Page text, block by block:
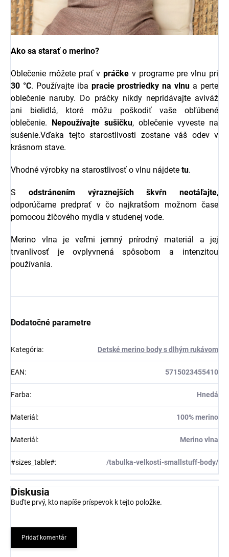
Ako sa starať o merino?
Oblečenie môžete prať vpráčke v programe pre vlnu pri
30 °C. Používajte iba pracie prostriedky na vlnu a perte
oblečenie naruby. Do práčky nikdy nepridávajte aviváž
ani bielidlá, ktoré môžu poškodiť vaše obľúbené
oblečenie. Nepoužívajte sušičku, oblečenie vyveste na
sušenie.Vďaka tejto starostlivosti zostane váš odev v
krásnom stave.
Vhodné výrobky na starostlivosť o vlnu nájdete tu.
S odstránením výraznejších škvŕn neotáľajte,
odporúčame predprať v čo najkratšom možnom čase
pomocou žlčového mydla v studenej vode.
Merino vlna je veľmi jemný prírodný materiál a jej
trvanlivosť je ovplyvnená spôsobom a intenzitou
používania.
Dodatočné parametre
Kategória: Detské merino body s dlhým rukávom
EAN: 5715023455410
Farba: Hnedá
Materiál : 100% merino
Materiál : Merino vlna
#sizes_table#: /tabulka-velkosti-smallstuff-body/
Diskusia
Buďte prvý, kto napíše príspevok k tejto položke.
Pridať komentár